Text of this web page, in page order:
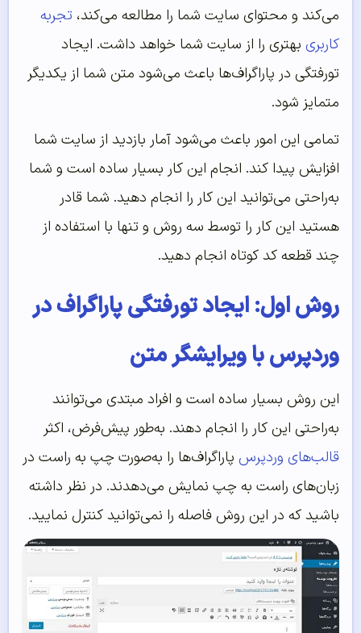
می‌کند و محتوای سایت شما را مطالعه می‌کند، تجربه
کاربری بهتری را از سایت شما خواهد داشت. ایجاد
تورفتگی در پاراگراف‌‌‌‌‌ها باعث می‌‌‌‌‌شود متن شما از یکدیگر
متمایز شود.
تمامی این امور باعث می‌شود آمار بازدید از سایت شما
افزایش پیدا کند. انجام این کار بسیار ساده است و شما
به‌راحتی می‌توانید این کار را انجام دهید. شما قادر
هستید این کار را توسط سه روش و تنها با استفاده از
چند قطعه کد کوتاه انجام دهید.
روش اول: ایجاد تورفتگی پاراگراف در
وردپرس با ویرایشگر متن
این روش بسیار ساده است و افراد مبتدی می‌توانند
به‌راحتی این کار را انجام دهند. به‌طور پیش‌فرض، اکثر
قالب‌های وردپرس پاراگراف‌ها را به‌صورت چپ به راست در
زبان‌های راست به چپ نمایش می‌دهدند. در نظر داشته
باشید که در این روش فاصله را نمی‌توانید کنترل نمایید.